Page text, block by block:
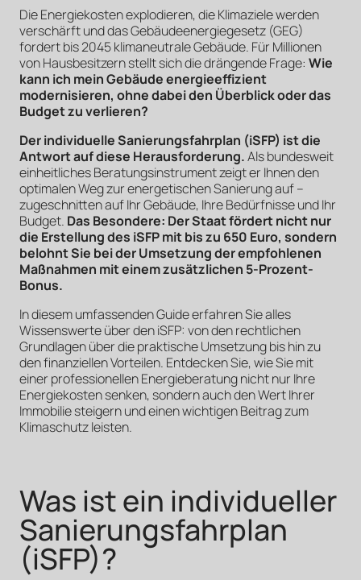
Die Energiekosten explodieren, die Klimaziele werden
verschärft und das Gebäudeenergiegesetz (GEG)
fordert bis 2045 klimaneutrale Gebäude. Für Millionen
von Hausbesitzern stellt sich die drängende Frage: Wie
kann ich mein Gebäude energieeffizient
modernisieren, ohne dabei den Überblick oder das
Budget zu verlieren?
Der individuelle Sanierungsfahrplan (iSFP) ist die
Antwort auf diese Herausforderung.Als bundesweit
einheitliches Beratungsinstrument zeigt er Ihnen den
optimalen Weg zur energetischen Sanierung auf –
zugeschnitten auf Ihr Gebäude, Ihre Bedürfnisse und Ihr
Budget. Das Besondere: Der Staat fördert nicht nur
die Erstellung des iSFP mit bis zu 650 Euro, sondern
belohnt Sie bei der Umsetzung der empfohlenen
Maßnahmen mit einem zusätzlichen 5-Prozent-
Bonus.
In diesem umfassenden Guide erfahren Sie alles
Wissenswerte über den iSFP: von den rechtlichen
Grundlagen über die praktische Umsetzung bis hin zu
den finanziellen Vorteilen. Entdecken Sie, wie Sie mit
einer professionellen Energieberatung nicht nur Ihre
Energiekosten senken, sondern auch den Wert Ihrer
Immobilie steigern und einen wichtigen Beitrag zum
Klimaschutz leisten.
Was ist ein individueller
Sanierungsfahrplan
(iSFP)?